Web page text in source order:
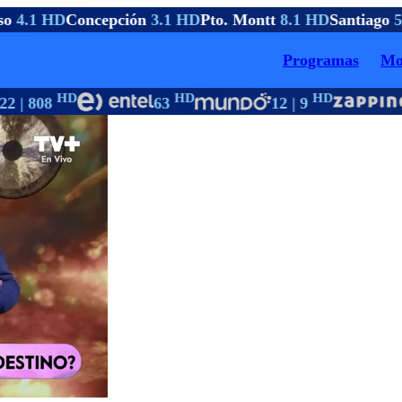
4.1 HDConcepción3.1 HDPto. Montt8.1 HDSantiago
Programas
| 808HD 63HD 12 | 9HD